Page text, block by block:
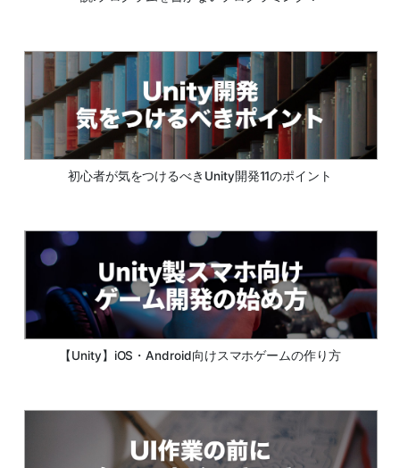
初心者が気をつけるべきUnity開発11のポイント
【Unity】iOS・Android向けスマホゲームの作り方